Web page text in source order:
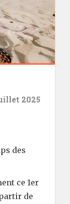
2025
des
ce 1er
de